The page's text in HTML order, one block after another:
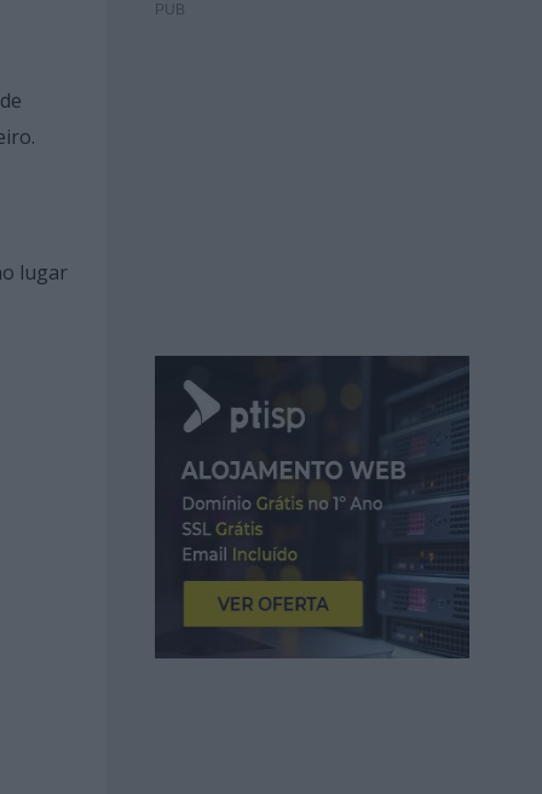
lugar
PUB